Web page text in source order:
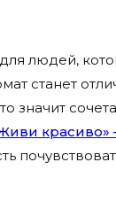
людей,
станет
значит